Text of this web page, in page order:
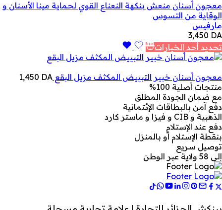
معجون أسنان منعش بنكهة النعناع القوي لحماية مينا الأسنان و
الوقاية من التسوس
مارفيس
3,450 DA
تحديد أحد الخيارات
معجون أسنان خبير التبييض المكثف مزيل البقع 1,450 DA
منتجات أصلية 100%
مع ضمان الجودة المطلق
دفع آمن بالبطاقات الإئتمانية
الذهبية و CIB و فيزا و ماستر كارد
دفع عند الإستلام
بنقطة الإستلام أو بالمنزل
توصيل سريع
إلى 58 ولاية عبر الوطن